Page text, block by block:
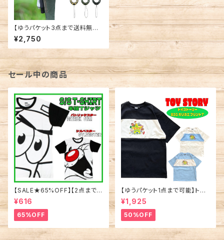
【ゆうパケット3点まで送料無料】
ROOT CO. ルートコー クアッ
ドマグ ウェビングループ リング
& ストラップ ネックストラップ キ
ーホルダー GQW GQWR GQ
WS
¥2,750
セール中の商品
【SALE★65%OFF】【2点まで
ゆうパケット可能】半袖プリント
Tシャツ アメコミ スポンジボブ
パトリック ルーニー・テューンズ
シルベスター キャラクターメン
ズ レディース ジュニア ルームウ
ェア 部屋着 A06
¥616
65%OFF
【ゆうパケット1点まで可能】トイ
ストーリー BIG切り替え プリン
ト半袖Tシャツ キャラクター
¥1,925
50%OFF